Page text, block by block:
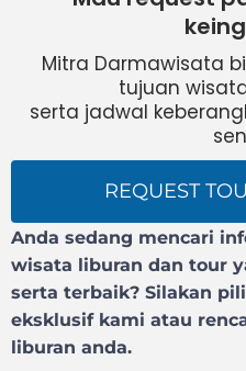
Mitra Darmawisata
tujuan
serta jadwal
REQUEST
Anda sedang mencari
wisata liburan dan tour
serta terbaik? Silakan
eksklusif kami atau
liburan anda.